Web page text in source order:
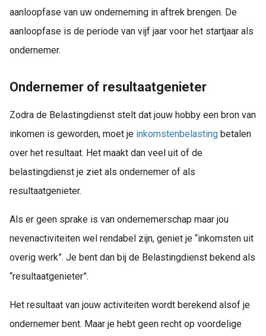
aanloopfase van uw onderneming in aftrek brengen. De
aanloopfase is de periode van vijf jaar voor het startjaar als
ondernemer.
Ondernemer of resultaatgenieter
Zodra de Belastingdienst stelt dat jouw hobby een bron van
inkomen is geworden, moet je inkomstenbelasting betalen
over het resultaat. Het maakt dan veel uit of de
belastingdienst je ziet als ondernemer of als
resultaatgenieter.
Als er geen sprake is van ondernemerschap maar jou
nevenactiviteiten wel rendabel zijn, geniet je “inkomsten uit
overig werk”. Je bent dan bij de Belastingdienst bekend als
“resultaatgenieter”.
Het resultaat van jouw activiteiten wordt berekend alsof je
ondernemer bent. Maar je hebt geen recht op voordelige